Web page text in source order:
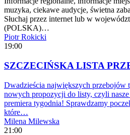
muzyka, ciekawe audycje, świetna
Słuchaj przez internet lub w
(POLSKA)…
Piotr Rokicki
19:00
SZCZECIŃSKA LISTA
Dwadzieścia największych przebojów
nowych propozycji do listy, czyli
premiera tygodnia! Sprawdzamy
które…
Milena Milewska
21:00